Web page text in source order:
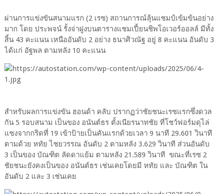
ผ่านการแข่งขันสนามแรก (2 เรซ) สถานการณ์ลุ้นแชมป์เข้มข้นอย่าง
มาก โดย ประพจน์ รั้งจ่าฝูงบนตารางแชมเปี้ยนชิพโอเวอร์ออลล์ มีทั้ง
สิ้น 43 คะแนน เหนืออันดับ 2 อย่าง ธนาศิวณัฐ อยู่ 8 คะแนน อันดับ 3
ได้แก่ อัฐพล ตามหลัง 10 คะแนน
สำหรับผลการแข่งขัน ฮอนด้า คลับ ปรากฏว่าชัยชนะเรซแรกซึ่งดวล
กัน 5 รอบสนาม เป็นของ อนันต์ธร ตั้งเนียรนาทชัย ที่โชว์ฟอร์มดุไล่
แซงจากกริดที่ 19 เข้าป้ายเป็นคันแรกด้วยเวลา 9 นาที 29.601 วินาที
ตามด้วย หทัย ไชยวรรณ อันดับ 2 ตามหลัง 3.629 วินาที ส่วนอันดับ
3 เป็นของ บัณฑิต ลัดดาแย้ม ตามหลัง 21.589 วินาที ขณะที่เรซ 2
ชัยชนะยังคงเป็นของ อนันต์ธร เช่นเคยโดยมี หทัย และ บัณฑิต ใน
อันดับ 2 และ 3 เช่นเคย